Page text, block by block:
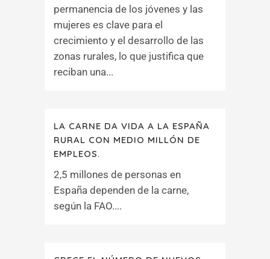
permanencia de los jóvenes y las
mujeres es clave para el
crecimiento y el desarrollo de las
zonas rurales, lo que justifica que
reciban una...
LA CARNE DA VIDA A LA ESPAÑA
RURAL CON MEDIO MILLÓN DE
EMPLEOS.
2,5 millones de personas en
España dependen de la carne,
según la FAO....